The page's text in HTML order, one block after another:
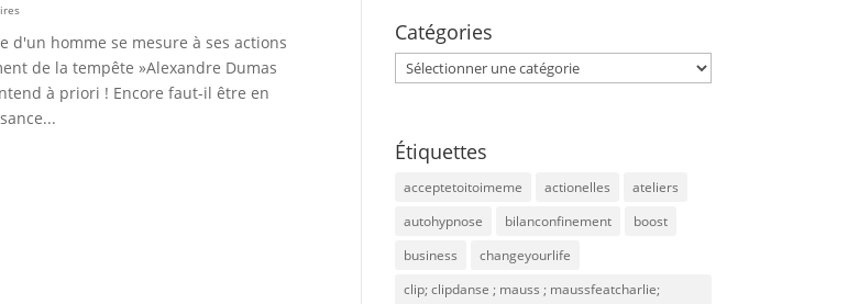
d'un homme se mesure à ses actions
de la tempête »Alexandre Dumas
à priori ! Encore faut-il être en
Catégories
Catégories
Étiquettes
acceptetoitoimeme actionelles
ateliers
autohypnose
bilanconfinement
boost
business
changeyourlife
clip; clipdanse ; mauss ; maussfeatcharlie;